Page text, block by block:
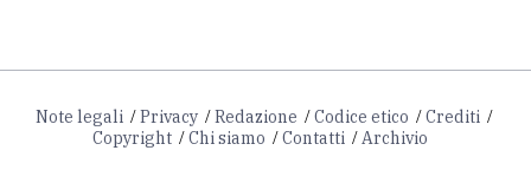
Note legali Privacy Redazione Codice etico
Crediti
Copyright
Chi siamo Contatti Archivio